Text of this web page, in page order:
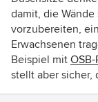
damit, die
vorzubereiten,
Erwachsenen
Beispiel mit
stellt aber sicher,